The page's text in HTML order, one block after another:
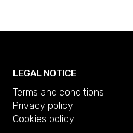
LEGAL NOTICE
Terms and conditions
Privacy policy
Cookies policy